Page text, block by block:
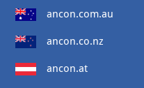
ancon.com.au
ancon.co.nz
ancon.at